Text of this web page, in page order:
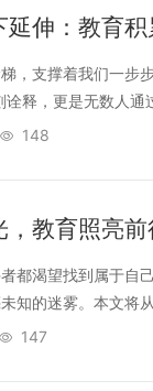
伸：教育
，支撑着我们一步
诠释，更是无数人
148
教育照亮
都渴望找到属于自
知的迷雾。本文将
147